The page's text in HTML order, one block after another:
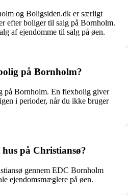
og Boligsiden.dk er særligt
efter boliger til salg på Bornholm.
af ejendomme til salg på øen.
på Bornholm?
på Bornholm. En flexbolig giver
i perioder, når du ikke bruger
på Christiansø?
gennem EDC Bornholm
ejendomsmæglere på øen.